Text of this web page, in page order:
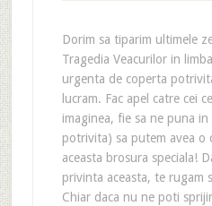
Dorim sa tiparim ultimele
Tragedia Veacurilor in
urgenta de coperta
lucram. Fac apel catre cei
imaginea, fie sa ne puna
potrivita) sa putem avea o
aceasta brosura speciala!
privinta aceasta, te rugam
Chiar daca nu ne poti